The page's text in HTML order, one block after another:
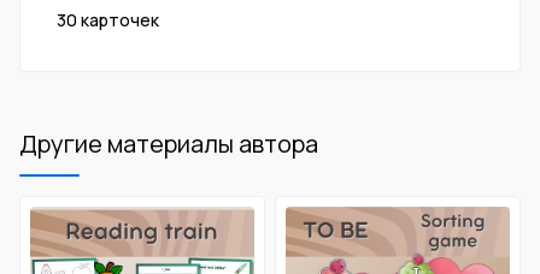
30 карточек
Другие материалы автора